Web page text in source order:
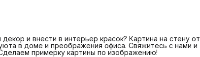
и внести в интерьер красок? Картина на стену от
в доме и преображения офиса. Свяжитесь с нами и
примерку картины по изображению!